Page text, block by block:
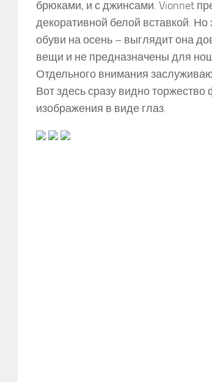
брюками, и с джинсами. Vionnet
декоративной белой вставкой.
обуви на осень – выглядит она
вещи и не предназначены для
Отдельного внимания
Вот здесь сразу видно
изображения в виде глаз.